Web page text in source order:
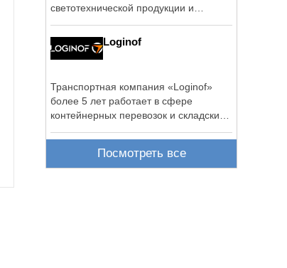
светотехнической продукции и
Loginof
Транспортная компания «Loginof»
более 5 лет работает в сфере
контейнерных перевозок и складских
Посмотреть все